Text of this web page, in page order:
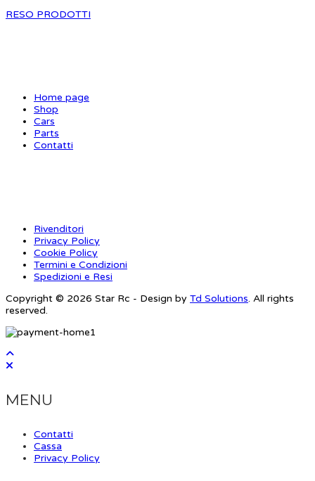
RESO PRODOTTI
Home page
Shop
Cars
Parts
Contatti
Rivenditori
Privacy Policy
Cookie Policy
Termini e Condizioni
Spedizioni e Resi
Copyright © 2026 Star Rc - Design by Td Solutions. All rights
reserved.
MENU
Contatti
Cassa
Privacy Policy